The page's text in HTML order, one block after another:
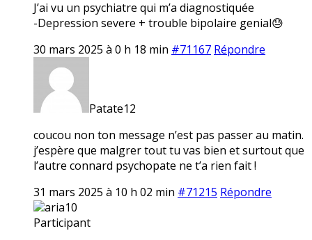
J’ai vu un psychiatre qui m’a diagnostiquée
-Depression severe + trouble bipolaire genial😓
30 mars 2025 à 0 h 18 min #71167 Répondre
Patate12
coucou non ton message n’est pas passer au matin.
j’espère que malgrer tout tu vas bien et surtout que
l’autre connard psychopate ne t’a rien fait !
31 mars 2025 à 10 h 02 min #71215 Répondre
aria10
Participant